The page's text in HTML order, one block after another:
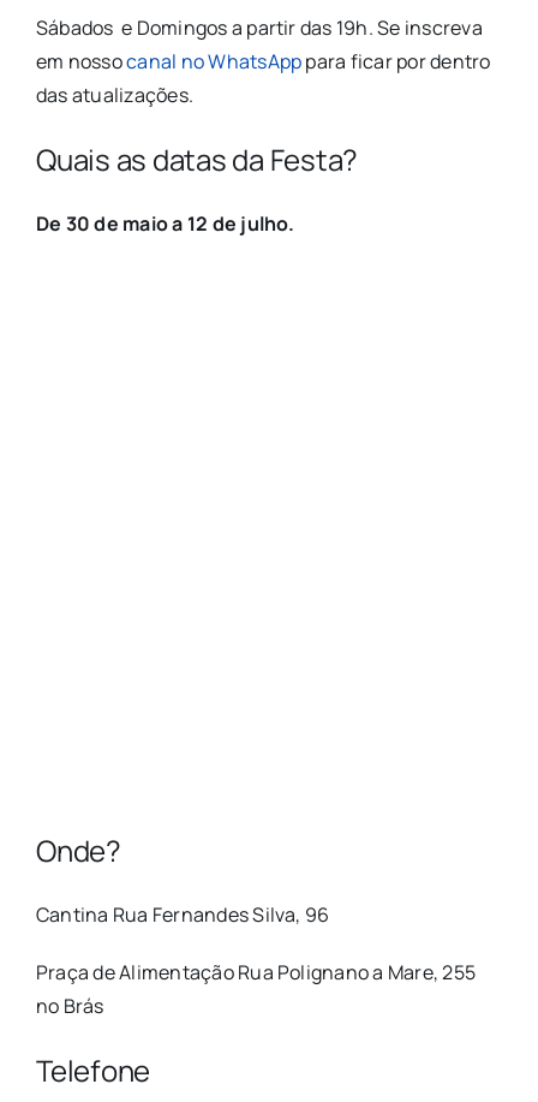
Sábados e Domingos a partir das 19h. Se inscreva
em nossocanal no WhatsApppara ficar por dentro
das atualizações.
Quais as datas da Festa?
De 30 de maio a 12 de julho.
Onde?
Cantina Rua Fernandes Silva, 96
Praça de Alimentação Rua Polignano a Mare, 255
no Brás
Telefone